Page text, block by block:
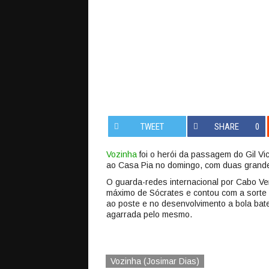
TWEET SHARE 0
Vozinhafoi o herói da passagem do Gil
ao Casa Pia no domingo, com duas
O guarda-redes internacional por Cabo
máximo de Sócrates e contou com a
ao poste e no desenvolvimento a bola
agarrada pelo mesmo.
Vozinha (Josimar Dias)